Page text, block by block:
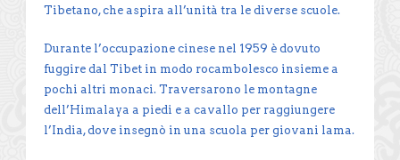
Tibetano, che aspira all’unità tra le diverse scuole.
Durante l’occupazione cinese nel 1959 è dovuto
fuggire dal Tibet in modo rocambolesco insieme a
pochi altri monaci. Traversarono le montagne
dell’Himalaya a piedi e a cavallo per raggiungere
l’India, dove insegnò in una scuola per giovani lama.